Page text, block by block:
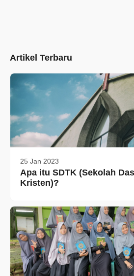
Artikel Terbaru
25 Jan 2023
Apa itu SDTK (Sekolah
Kristen)?